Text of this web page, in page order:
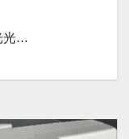
光…